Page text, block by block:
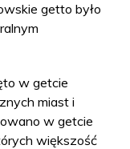
getto było
w getcie
miast i
w getcie
większość